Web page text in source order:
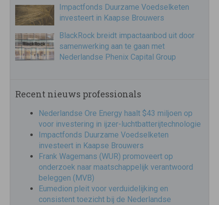
Impactfonds Duurzame Voedselketen
investeert in Kaapse Brouwers
BlackRock breidt impactaanbod uit door
samenwerking aan te gaan met
Nederlandse Phenix Capital Group
Recent nieuws professionals
Nederlandse Ore Energy haalt $43 miljoen op
voor investering in ijzer-luchtbatterijtechnologie
Impactfonds Duurzame Voedselketen
investeert in Kaapse Brouwers
Frank Wagemans (WUR) promoveert op
onderzoek naar maatschappelijk verantwoord
beleggen (MVB)
Eumedion pleit voor verduidelijking en
consistent toezicht bij de Nederlandse